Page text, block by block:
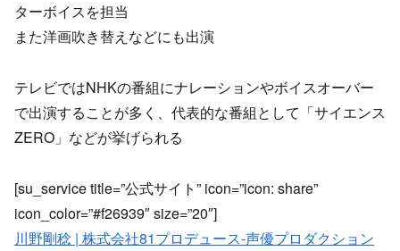
ターボイスを担当
また洋画吹き替えなどにも出演
テレビではNHKの番組にナレーションやボイスオーバー
で出演することが多く、代表的な番組として「サイエンス
ZERO」などが挙げられる
[su_service title=”公式サイト” icon=”icon: share”
icon_color=”#f26939″ size=”20″]
川野剛稔 | 株式会社81プロデュース‐声優プロダクション